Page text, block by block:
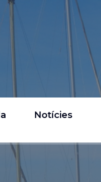
Notícies